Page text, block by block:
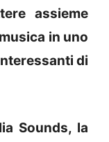
assieme
in uno
di
Sounds, la